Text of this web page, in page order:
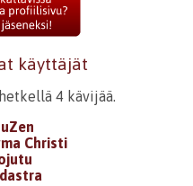
käyttäjät
4 kävijää.
Christi